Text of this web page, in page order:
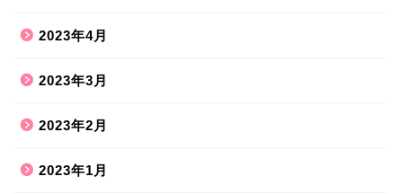
2023年4月
2023年3月
2023年2月
2023年1月